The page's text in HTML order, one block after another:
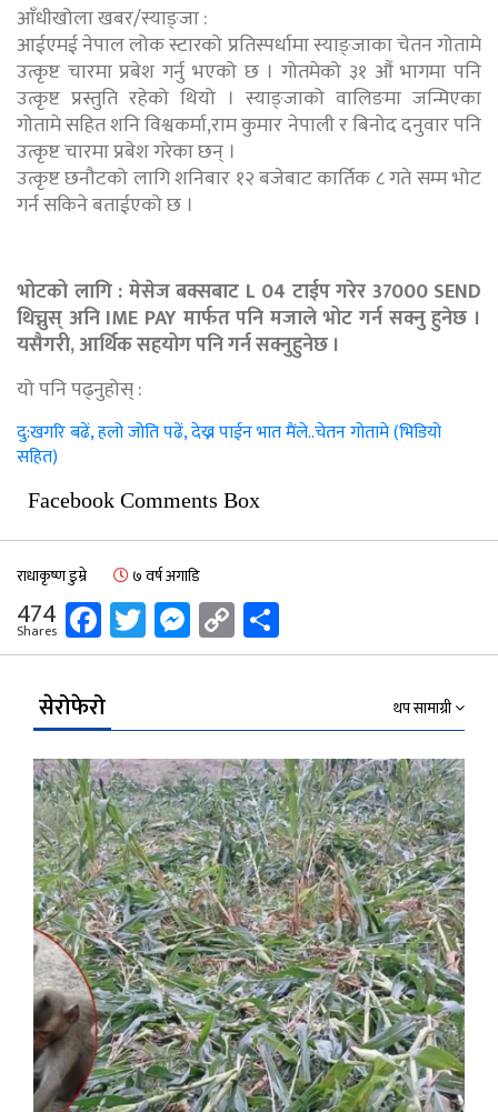
आँधीखोला खबर/स्याङ्जा :
आईएमई नेपाल लोक स्टारको प्रतिस्पर्धामा स्याङ्जाका चेतन गोतामे
उत्कृष्ट चारमा प्रबेश गर्नु भएको छ । गोतमेको ३१ औं भागमा पनि
उत्कृष्ट प्रस्तुति रहेको थियो । स्याङ्जाको वालिङमा जन्मिएका
गोतामे सहित शनि विश्वकर्मा,राम कुमार नेपाली र बिनोद दनुवार पनि
उत्कृष्ट चारमा प्रबेश गरेका छन् ।
उत्कृष्ट छनौटको लागि शनिबार १२ बजेबाट कार्तिक ८ गते सम्म भोट
गर्न सकिने बताईएको छ ।
भोटको लागि : मेसेज बक्सबाट L 04 टाईप गरेर 37000 SEND
थिच्नुस् अनि IME PAY मार्फत पनि मजाले भोट गर्न सक्नु हुनेछ ।
यसैगरी, आर्थिक सहयोग पनि गर्न सक्नुहुनेछ ।
यो पनि पढ्नुहोस् :
दु:खगरि बढें, हलो जोति पढें, देख्न पाईन भात मैंले..चेतन गोतामे (भिडियो
सहित)
Facebook Comments Box
राधाकृष्ण डुम्रे ७ वर्ष अगाडि
474
Shares Facebook
Twitter
Messenger
Copy
Link
सेरोफेरो थप सामाग्री